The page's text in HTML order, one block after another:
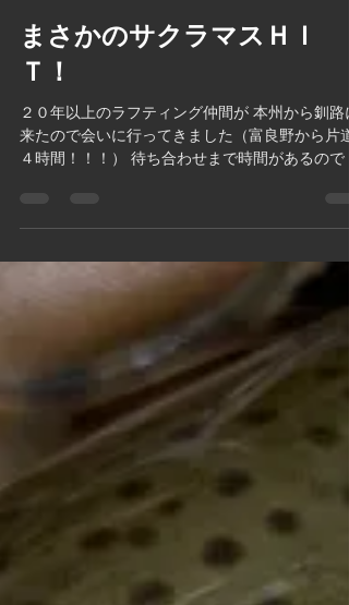
2021年6月17日 読了時間: 1分
２０年以上のラフティング仲間が 本州から釧路に
来たので会いに行ってきました（富良野から片道
４時間！！！） 待ち合わせまで時間があるので
路川釣行♬ 6月の釧路川は初！ 毎年11月に来て
いるので、ポイントも バッチリ(^^♪ですが・・・
魚っ気無し...